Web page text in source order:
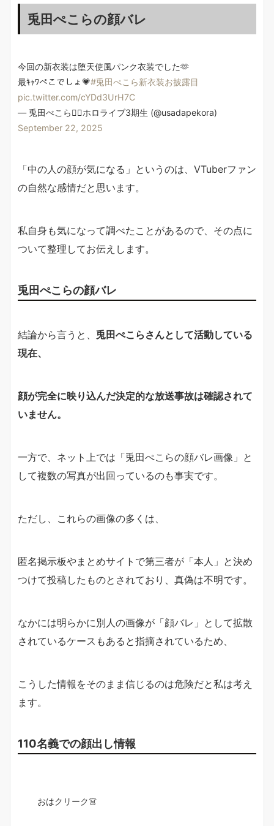
兎田ぺこらの顔バレ
今回の新衣装は堕天使風パンク衣装でした🫶
最ｷｬﾜぺこでしょ💗#兎田ぺこら新衣装お披露目
pic.twitter.com/cYDd3UrH7C
— 兎田ぺこら👯‍♀️ホロライブ3期生 (@usadapekora)
September 22, 2025
「中の人の顔が気になる」というのは、VTuberファン
の自然な感情だと思います。
私自身も気になって調べたことがあるので、その点に
ついて整理してお伝えします。
兎田ぺこらの顔バレ
結論から言うと、 兎田ぺこらさんとして活動している
現在、
顔が完全に映り込んだ決定的な放送事故は確認されて
いません。
一方で、ネット上では「兎田ぺこらの顔バレ画像」と
して複数の写真が出回っているのも事実です。
ただし、これらの画像の多くは、
匿名掲示板やまとめサイトで第三者が「本人」と決め
つけて投稿したものとされており、真偽は不明です。
なかには明らかに別人の画像が「顔バレ」として拡散
されているケースもあると指摘されているため、
こうした情報をそのまま信じるのは危険だと私は考え
ます。
110名義での顔出し情報
おはクリーク👗